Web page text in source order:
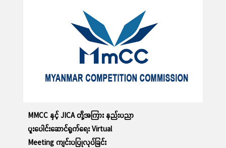
MMCC နှင့် JICA တို့အကြား နည်းပညာ
ပူးပေါင်းဆောင်ရွက်ရေး Virtual
Meeting ကျင်းပပြုလုပ်ခြင်း